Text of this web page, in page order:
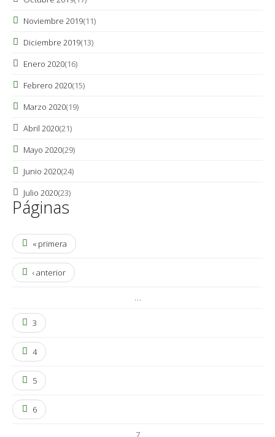
Noviembre 2019(11)
Diciembre 2019(13)
Enero 2020(16)
Febrero 2020(15)
Marzo 2020(19)
Abril 2020(21)
Mayo 2020(29)
Junio 2020(24)
Julio 2020(23)
Páginas
« primera
‹ anterior
…
3
4
5
6
7